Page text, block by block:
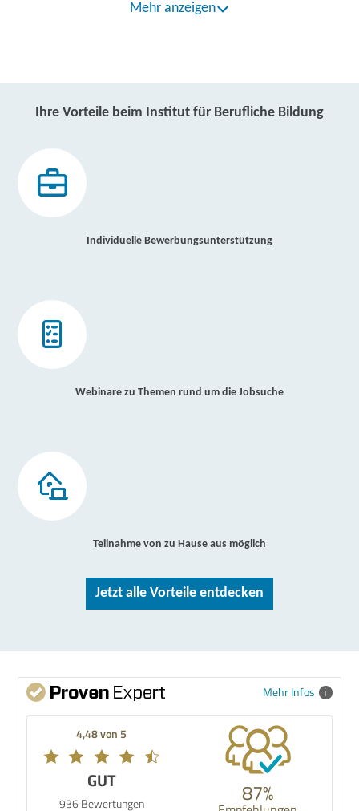
Mehr anzeigen
Ihre Vorteile beim Institut für Berufliche Bildung
Individuelle Bewerbungsunterstützung
Webinare zu Themen rund um die Jobsuche
Teilnahme von zu Hause aus möglich
Jetzt alle Vorteile entdecken
Mehr Infos
4,48 von 5
GUT
936 Bewertungen 87%